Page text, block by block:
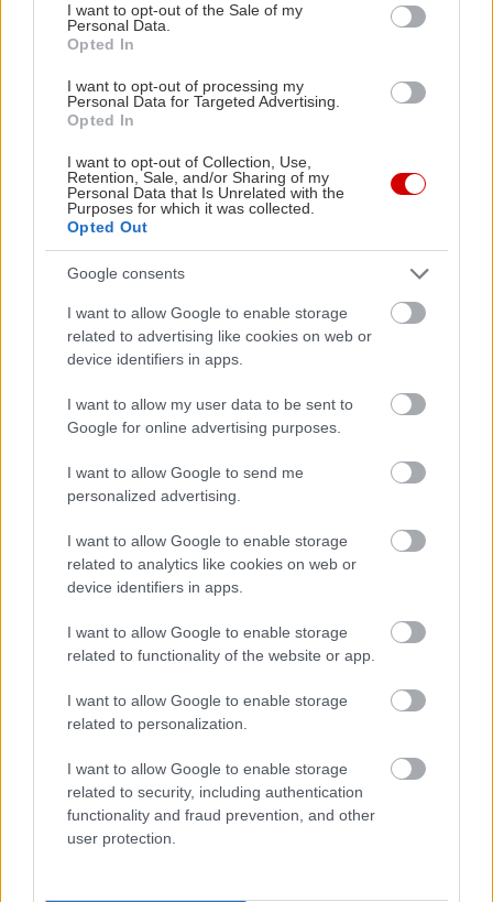
I want to opt-out of the Sale of my
Personal Data.
Opted In
I want to opt-out of processing my
Personal Data for Targeted Advertising.
Opted In
I want to opt-out of Collection, Use,
Retention, Sale, and/or Sharing of my
Personal Data that Is Unrelated with the
Purposes for which it was collected.
Opted Out
Google consents
I want to allow Google to enable storage
related to advertising like cookies on web or
device identifiers in apps.
I want to allow my user data to be sent to
Google for online advertising purposes.
I want to allow Google to send me
personalized advertising.
I want to allow Google to enable storage
related to analytics like cookies on web or
device identifiers in apps.
I want to allow Google to enable storage
related to functionality of the website or app.
I want to allow Google to enable storage
related to personalization.
I want to allow Google to enable storage
related to security, including authentication
functionality and fraud prevention, and other
user protection.
γαριδομακαρονάδα, ταιριάζουν με ροζέ κρασί.
* Πιάταπλούσια σε φρέσκα μυρωδικά
όπως
ρίγανη, θυμάρι, βασιλικός, φρέσκο κρεμμυδάκι ή
αρωματικό κρασί από τις ποικιλίες Μοσχοφίλερο
ή Μαλαγουζιά.
αρνί, το κατσίκι
και οποιοδήποτε κρέας σε
πικάντικη σάλτσα πλούσια σε μπαχαρικά,
ταιριάζουν με κόκκινο κρασί της ποικιλίας Syrah,
το οποίο είναι εξίσου ιδιαίτερα πικάντικο στα
αρώματά του.
αλλαντικών και
σερβίρονται εξαίσια με
παλαιωμένα κόκκινα
* Πιάτα από
κουζίνες(κινέζικη, ινδική, ταϋλανδέζικη),
ταιριάζουν με λευκό κρασί της ποικιλίας Riesling
από την Αλσατία ή τη Γερμανία.
Γλυκά με βάση τους ξηρούς καρπούς
αποξηραμένα φρούτα, ταιριάζουν με γλυκό κρασί